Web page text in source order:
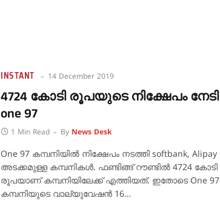
INSTANT 14 December 2019
4724 കോടി രൂപയുടെ നിക്ഷേപം നേടി
one 97
1 Min Read By News Desk
One 97 കമ്പനിയില്‍ നിക്ഷേപം നടത്തി softbank, Alipay
അടക്കമുള്ള കമ്പനികള്‍. ഫണ്ടിങ്ങ് റൗണ്ടില്‍ 4724 കോടി
രൂപയാണ് കമ്പനിയിലേക്ക് എത്തിയത്. ഇതോടെ One 97
കമ്പനിയുടെ വാല്യുവേഷന്‍ 16…